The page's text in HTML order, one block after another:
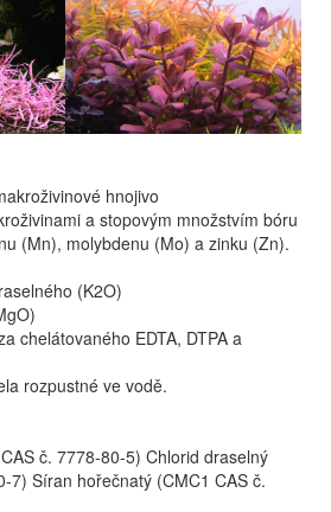
hnojivo
a stopovým množstvím bóru
(Mn), molybdenu (Mo) a zinku (Zn).
(K2O)
chelátovaného EDTA, DTPA a
rozpustné ve vodě.
č. 7778-80-5) Chlorid draselný
7) Síran hořečnatý (CMC1 CAS č.